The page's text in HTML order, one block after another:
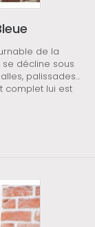
de la
décline sous
palissades...
complet lui est